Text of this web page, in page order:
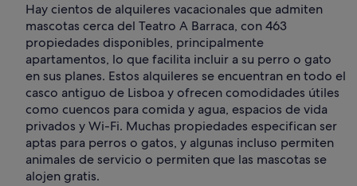
Hay cientos de alquileres vacacionales que admiten
mascotas cerca del Teatro A Barraca, con 463
propiedades disponibles, principalmente
apartamentos, lo que facilita incluir a su perro o gato
en sus planes. Estos alquileres se encuentran en todo el
casco antiguo de Lisboa y ofrecen comodidades útiles
como cuencos para comida y agua, espacios de vida
privados y Wi-Fi. Muchas propiedades especifican ser
aptas para perros o gatos, y algunas incluso permiten
animales de servicio o permiten que las mascotas se
alojen gratis.